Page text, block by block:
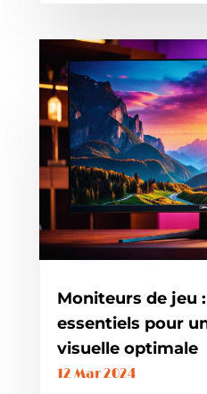
Moniteurs de jeu
essentiels pour
visuelle optimale
12 Mar 2024